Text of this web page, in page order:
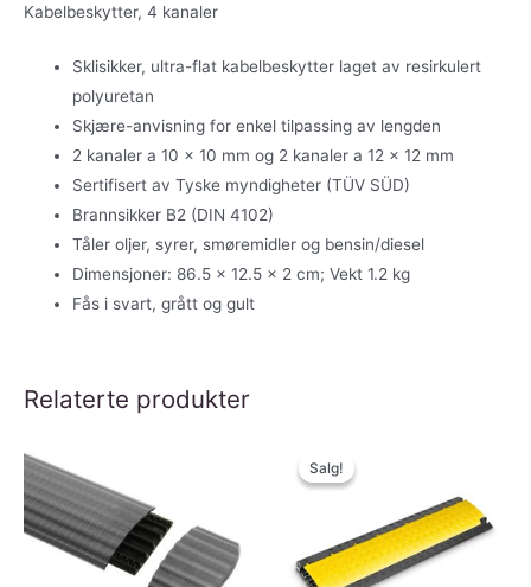
Kabelbeskytter, 4 kanaler
Sklisikker, ultra-flat kabelbeskytter laget av resirkulert
polyuretan
Skjære-anvisning for enkel tilpassing av lengden
2 kanaler a 10 x 10 mm og 2 kanaler a 12 x 12 mm
Sertifisert av Tyske myndigheter (TÜV SÜD)
Brannsikker B2 (DIN 4102)
Tåler oljer, syrer, smøremidler og bensin/diesel
Dimensjoner: 86.5 x 12.5 x 2 cm; Vekt 1.2 kg
Fås i svart, grått og gult
Relaterte produkter
Salg!
Salg!